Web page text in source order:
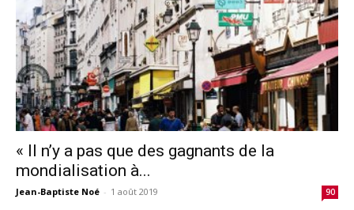
« Il n’y a pas que des gagnants de la
mondialisation à...
Jean-Baptiste Noé - 1 août 2019 90